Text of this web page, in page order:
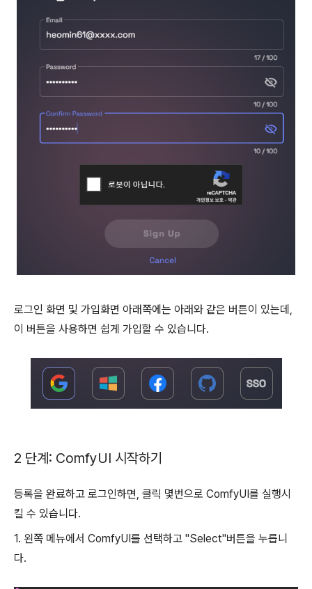
로그인 화면 및 가입화면 아래쪽에는 아래와 같은 버튼이 있는데,
이 버튼을 사용하면 쉽게 가입할 수 있습니다.
2 단계: ComfyUI 시작하기
등록을 완료하고 로그인하면, 클릭 몇번으로 ComfyUI를 실행시
킬 수 있습니다.
1. 왼쪽 메뉴에서 ComfyUI를 선택하고 "Select"버튼을 누릅니
다.